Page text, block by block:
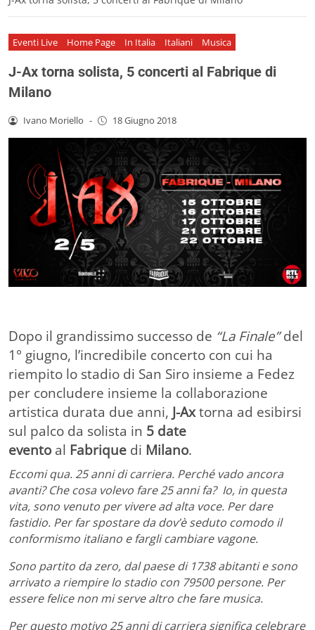
Eventi Live Home Page In Italia Italiani Musica
J-Ax torna solista, 5 concerti al Fabrique di
Milano
Ivano Moriello - 18 Giugno 2018
Dopo il grandissimo successo de “La Finale”del
1° giugno, l’incredibile concerto con cui ha
riempito lo stadio di San Siro insieme a Fedez
per concludere insieme la collaborazione
artistica durata due anni, J-Axtorna ad esibirsi
sul palco da solista in 5 date
evento al Fabrique di Milano.
Eccomi qua. 25 anni di carriera. Perché vado ancora
avanti? Che cosa volevo fare 25 anni fa? Io, in questa
vita, sono venuto per vivere ad alta voce. Per dare
fastidio. Per far spostare da dov’è seduto comodo il
conformismo italiano e fargli cambiare vagone.
Sono partito da zero, dal paese di 1738 abitanti e sono
arrivato a riempire lo stadio con 79500 persone. Per
essere felice non mi serve altro che fare musica.
Per questo motivo 25 anni di carriera significa celebrare